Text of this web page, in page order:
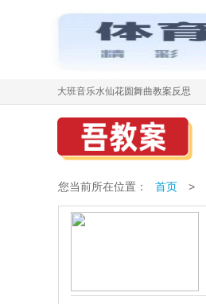
大班音乐水仙花圆舞曲教案反思
您当前所在位置： 首页 >